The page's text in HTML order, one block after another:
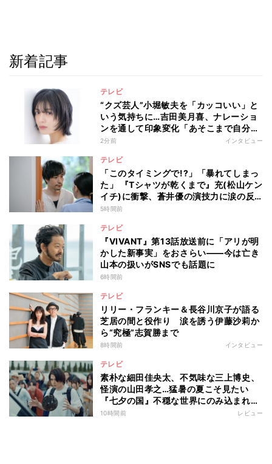
新着記事
テレビ
“クズ芸人”小堀敏夫を「カッコいい」と
いう気持ちに…吉田美月喜、ナレーショ
ンを通して印象変化「あそこまで自分に
正直に生きられる人は、なかなかいな
2分前 インタビュー
テレビ
「このタイミングで!?」「暴れてしまっ
た」 『Tシャツが乾くまで』充(松山ケン
イチ)に衝撃、蒼井優の演技力に涙の反
響も
5時間前
テレビ
『VIVANT』第13話放送前に「アリが明
かした新事実」をおさらい――今は亡き
山本の扱いがSNSでも話題に
6時間前
テレビ
リリー・フランキー＆長谷川京子が語る
芝居の間と役作り 涙を誘う伊藤沙莉か
ら“究極”志賀勝まで
8時間前 インタビュー
テレビ
素朴な細田佳央太、不気味な三上博史、
怪演の山田孝之…猛暑の夏こそ見たい
『七夕の国』不穏な世界にのみ込まれる
超常ミステリー
10時間前 レビュー